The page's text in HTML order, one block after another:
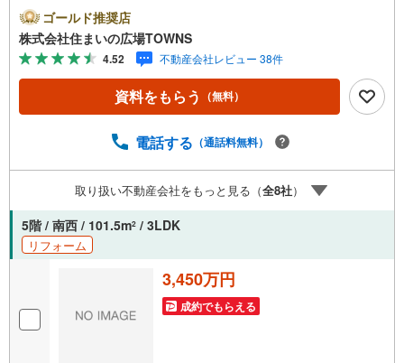
平米のバルコニー付き物件です。デザイン性のあるシステ
ムキッチン付きなので、キッチンがお洒落なスペースにな
っています。3LDKの物件で、開放感のある生活を送る事が
出来ます。こちらは防犯カメラ付きの物件です。川沿いな
ので夏も涼しく過ごせます。中古マンションなら、物件の
購入もスムーズです。防犯カメラが付いていますので、防
ある追焚機能が付いている浴室になります。ここでご紹介
の建物です。システムキッチン付きの物件で作業効率がと
ても良くなります。この度は、数ある物件の中から弊社の
物件をご覧いただき、誠にありがとうございます。もし気
になる点があればお気軽にお問い合わせください。お客様
の理想の住まい探しを、心を込めてお手伝いさせていただ
ゴールド推奨店
株式会社住まいの広場TOWNS
4.52 不動産会社レビュー 38件
資料をもらう （無料）
電話する （通話料無料）
取り扱い不動産会社をもっと見る（全8社）
5階 / 南西 / 101.5m2 / 3LDK
リフォーム
3,450万円
成約でもらえる